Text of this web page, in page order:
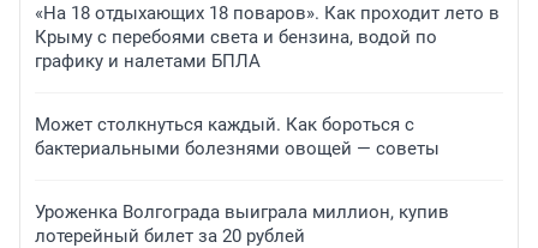
«На 18 отдыхающих 18 поваров». Как проходит лето в
Крыму с перебоями света и бензина, водой по
графику и налетами БПЛА
Может столкнуться каждый. Как бороться с
бактериальными болезнями овощей — советы
Уроженка Волгограда выиграла миллион, купив
лотерейный билет за 20 рублей